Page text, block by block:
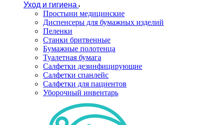
Уход и гигиена
Простыни медицинские
Диспенсеры для бумажных изделий
Пеленки
Станки бритвенные
Бумажные полотенца
Туалетная бумага
Салфетки дезинфицирующие
Салфетки спанлейс
Салфетки для пациентов
Уборочный инвентарь